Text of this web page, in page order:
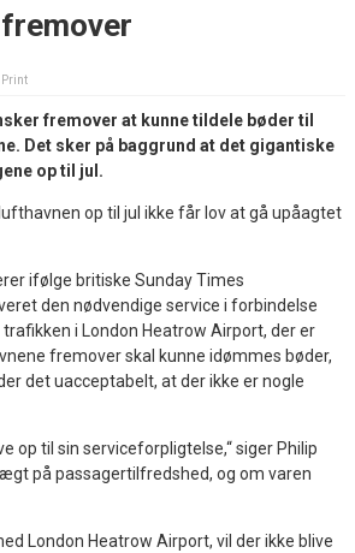
Print
fremover at kunne tildele bøder til
Det sker på baggrund at det gigantiske
op til jul.
op til jul ikke får lov at gå upåagtet
ifølge britiske Sunday Times
den nødvendige service i forbindelse
i London Heatrow Airport, der er
fremover skal kunne idømmes bøder,
det uacceptabelt, at der ikke er nogle
op til sin serviceforpligtelse,“ siger Philip
på passagertilfredshed, og om varen
London Heatrow Airport, vil der ikke blive